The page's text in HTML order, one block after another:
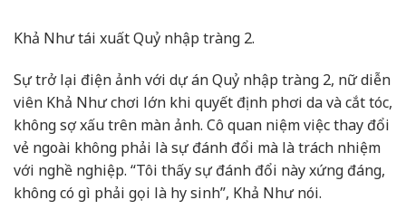
Khả Như tái xuất Quỷ nhập tràng 2.
Sự trở lại điện ảnh với dự án Quỷ nhập tràng 2, nữ diễn
viên Khả Như chơi lớn khi quyết định phơi da và cắt tóc,
không sợ xấu trên màn ảnh. Cô quan niệm việc thay đổi
vẻ ngoài không phải là sự đánh đổi mà là trách nhiệm
với nghề nghiệp. “Tôi thấy sự đánh đổi này xứng đáng,
không có gì phải gọi là hy sinh”, Khả Như nói.